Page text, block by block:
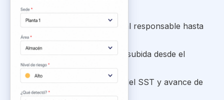
observaciones:
Recordatorios automáticos al responsable hasta
que se levante.
Evidencia del levantamiento subida desde el
celular.
Aprobación u observación del SST y avance de
cierres a la vista.